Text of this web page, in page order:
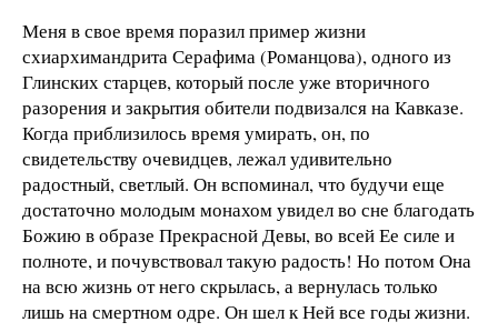
Меня в свое время поразил пример жизни
схиархимандрита Серафима (Романцова), одного из
Глинских старцев, который после уже вторичного
разорения и закрытия обители подвизался на Кавказе.
Когда приблизилось время умирать, он, по
свидетельству очевидцев, лежал удивительно
радостный, светлый. Он вспоминал, что будучи еще
достаточно молодым монахом увидел во сне благодать
Божию в образе Прекрасной Девы, во всей Ее силе и
полноте, и почувствовал такую радость! Но потом Она
на всю жизнь от него скрылась, а вернулась только
лишь на смертном одре. Он шел к Ней все годы жизни.